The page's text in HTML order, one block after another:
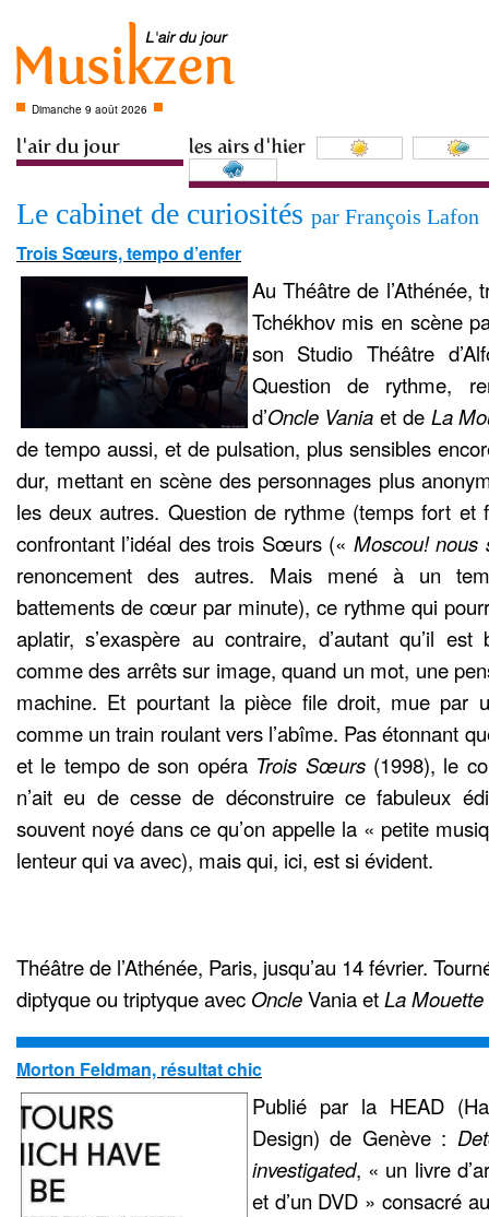
Dimanche 9 août 2026
Le cabinet de curiosités par François Lafon
Trois Sœurs, tempo d’enfer
Au Théâtre de l’Athénée,
Tchékhov mis en scène
son Studio Théâtre
Question de rythme,
d’Oncle Vania et de La
de tempo aussi, et de pulsation, plus sensibles
dur, mettant en scène des personnages plus
les deux autres. Question de rythme (temps fort et
confrontant l’idéal des trois Sœurs (« Moscou!
renoncement des autres. Mais mené à un
battements de cœur par minute), ce rythme qui
aplatir, s’exaspère au contraire, d’autant qu’il
comme des arrêts sur image, quand un mot, une
machine. Et pourtant la pièce file droit, mue par
comme un train roulant vers l’abîme. Pas étonnant
et le tempo de son opéraTrois Sœurs (1998), le
n’ait eu de cesse de déconstruire ce fabuleux
souvent noyé dans ce qu’on appelle la « petite
lenteur qui va avec), mais qui, ici, est si évident.
Théâtre de l’Athénée, Paris, jusqu’au 14 février.
diptyque ou triptyque avec OncleVania etLa Mouette
Morton Feldman, résultat chic
Publié par la HEAD
Design) de Genève :
investigated, « un livre
et d’un DVD » consacré